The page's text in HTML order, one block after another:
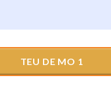
TEU DE MO 1